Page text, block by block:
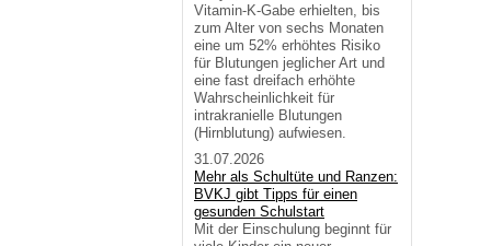
Vitamin-K-Gabe erhielten, bis
zum Alter von sechs Monaten
eine um 52% erhöhtes Risiko
für Blutungen jeglicher Art und
eine fast dreifach erhöhte
Wahrscheinlichkeit für
intrakranielle Blutungen
(Hirnblutung) aufwiesen.
31.07.2026
Mehr als Schultüte und Ranzen:
BVKJ gibt Tipps für einen
gesunden Schulstart
Mit der Einschulung beginnt für